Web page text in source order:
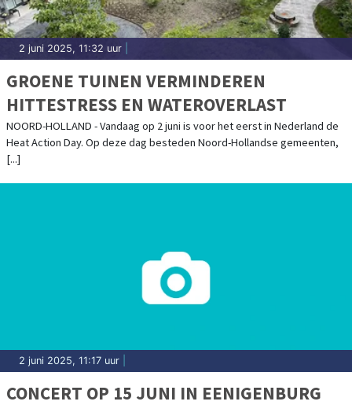
2 juni 2025, 11:32 uur
GROENE TUINEN VERMINDEREN
HITTESTRESS EN WATEROVERLAST
NOORD-HOLLAND - Vandaag op 2 juni is voor het eerst in Nederland de
Heat Action Day. Op deze dag besteden Noord-Hollandse gemeenten,
[...]
2 juni 2025, 11:17 uur
CONCERT OP 15 JUNI IN EENIGENBURG